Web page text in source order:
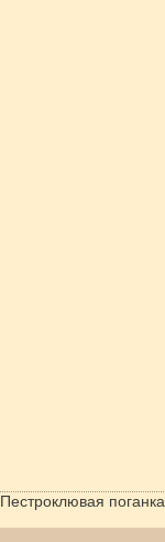
Пестроклювая поганка